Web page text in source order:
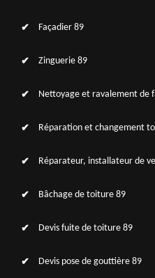
Façadier 89
Zinguerie 89
Nettoyage et ravalement de
Réparation et changement
Réparateur, installateur de
Bâchage de toiture 89
Devis fuite de toiture 89
Devis pose de gouttière 89